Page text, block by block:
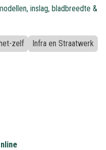
inslag, bladbreedte &
zelf
Infra en Straatwerk